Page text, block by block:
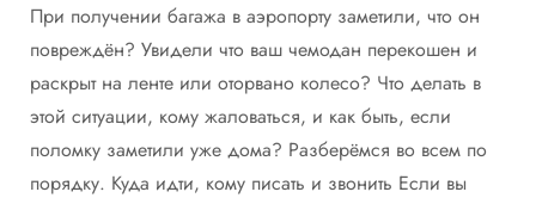
При получении багажа в аэропорту заметили, что он
повреждён? Увидели что ваш чемодан перекошен и
раскрыт на ленте или оторвано колесо? Что делать в
этой ситуации, кому жаловаться, и как быть, если
поломку заметили уже дома? Разберёмся во всем по
порядку. Куда идти, кому писать и звонить Если вы